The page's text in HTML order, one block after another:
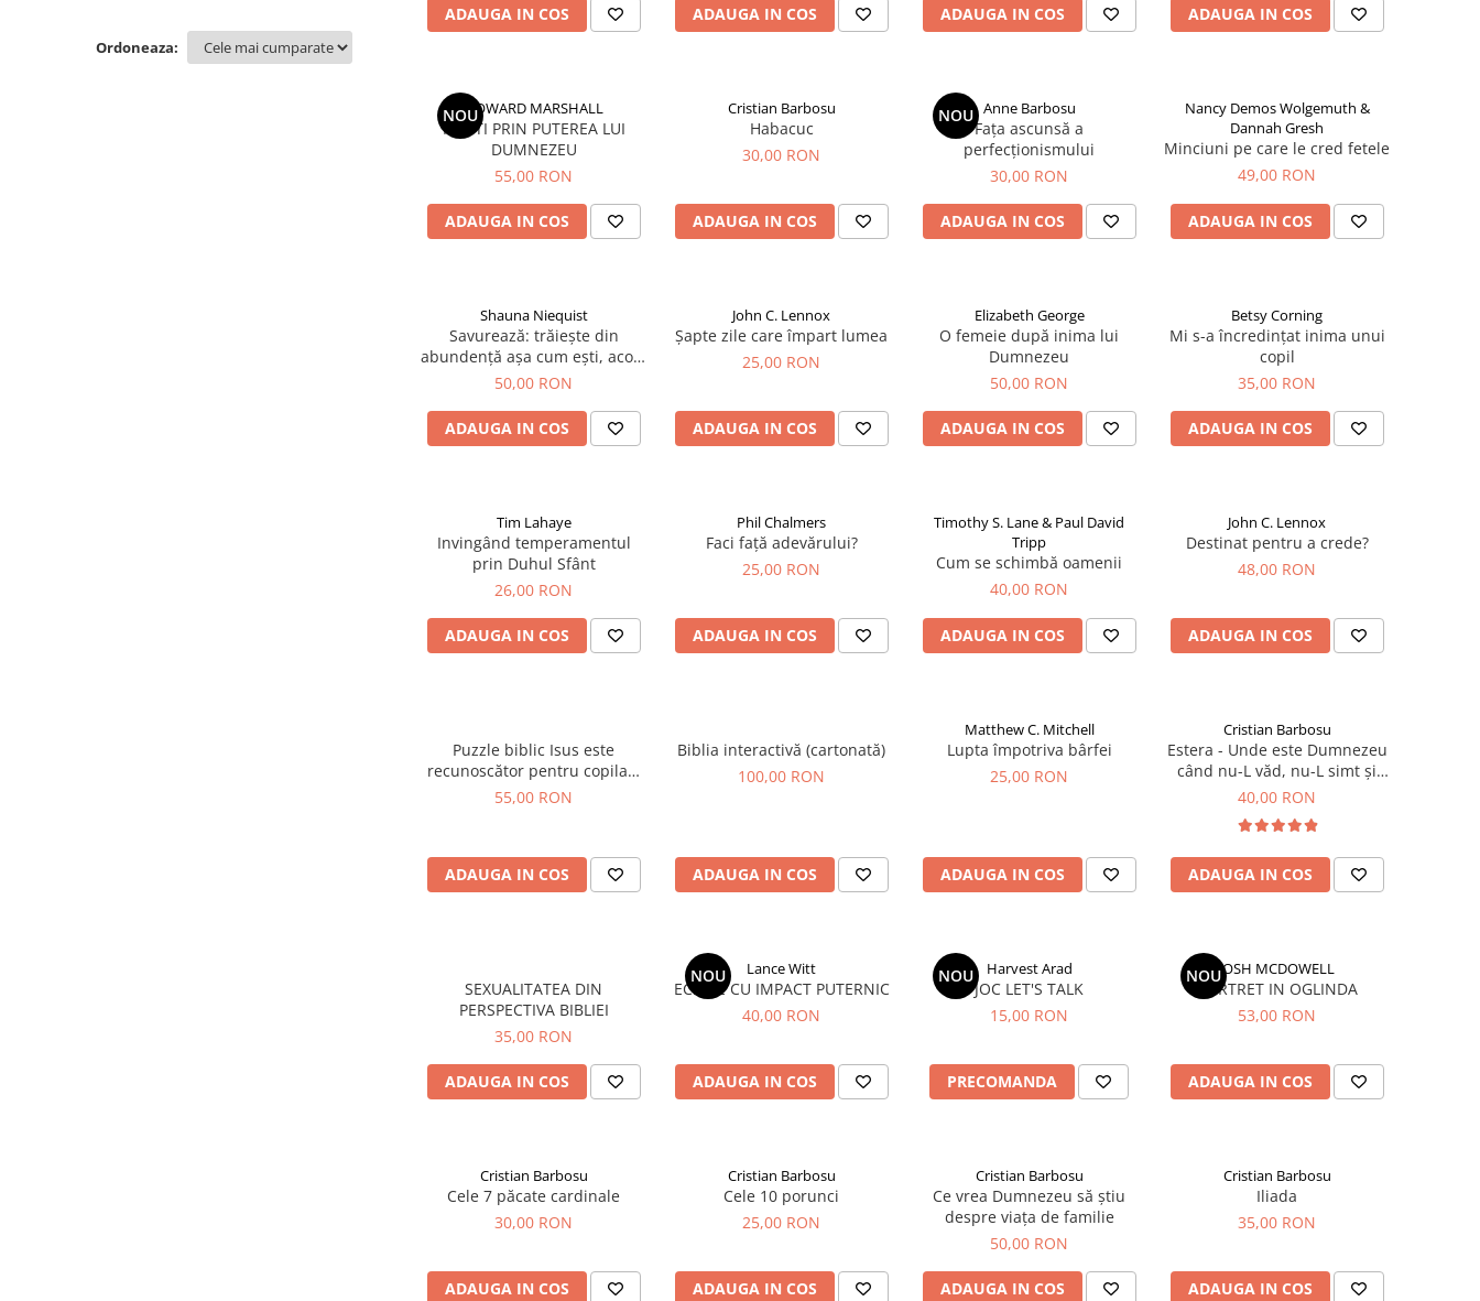
Prietenie, Logodnă și Căsătorie
Ordoneaza:
ADAUGA IN COS ADAUGA IN COS ADAUGA IN COS ADAUGA IN COS
NOUHOWARD MARSHALL
PAZITI PRIN PUTEREA LUI
DUMNEZEU
55,00 RON
ADAUGA IN COS
Cristian Barbosu
Habacuc
30,00 RON
ADAUGA IN COS
NOU Anne Barbosu
Fața ascunsă a
perfecționismului
30,00 RON
ADAUGA IN COS
Nancy Demos Wolgemuth &
Dannah Gresh
Minciuni pe care le cred fetele
49,00 RON
ADAUGA IN COS
Shauna Niequist
Savurează: trăiește din
abundență așa cum ești, acolo
unde ești
50,00 RON
ADAUGA IN COS
John C. Lennox
Șapte zile care împart lumea
25,00 RON
ADAUGA IN COS
Elizabeth George
O femeie după inima lui
Dumnezeu
50,00 RON
ADAUGA IN COS
Betsy Corning
Mi s-a încredințat inima unui
copil
35,00 RON
ADAUGA IN COS
Tim Lahaye
Invingând temperamentul
prin Duhul Sfânt
26,00 RON
ADAUGA IN COS
Phil Chalmers
Faci față adevărului?
25,00 RON
ADAUGA IN COS
Timothy S. Lane & Paul David
Tripp
Cum se schimbă oamenii
40,00 RON
ADAUGA IN COS
John C. Lennox
Destinat pentru a crede?
48,00 RON
ADAUGA IN COS
Puzzle biblic Isus este
recunoscător pentru copilași
(500 Piese)
55,00 RON
ADAUGA IN COS
Biblia interactivă (cartonată)
100,00 RON
ADAUGA IN COS
Matthew C. Mitchell
Lupta împotriva bârfei
25,00 RON
ADAUGA IN COS
Cristian Barbosu
Estera - Unde este Dumnezeu
când nu-L văd, nu-L simt și
nu-l aud?
40,00 RON
ADAUGA IN COS
SEXUALITATEA DIN
PERSPECTIVA BIBLIEI
35,00 RON
ADAUGA IN COS
NOU Lance Witt
ECHIPE CU IMPACT PUTERNIC
40,00 RON
ADAUGA IN COS
NOU Harvest Arad
JOC LET'S TALK
15,00 RON
PRECOMANDA
NOUJOSH MCDOWELL
PORTRET IN OGLINDA
53,00 RON
ADAUGA IN COS
Cristian Barbosu
Cele 7 păcate cardinale
30,00 RON
ADAUGA IN COS
Cristian Barbosu
Cele 10 porunci
25,00 RON
ADAUGA IN COS
Cristian Barbosu
Ce vrea Dumnezeu să știu
despre viața de familie
50,00 RON
ADAUGA IN COS
Cristian Barbosu
Iliada
35,00 RON
ADAUGA IN COS